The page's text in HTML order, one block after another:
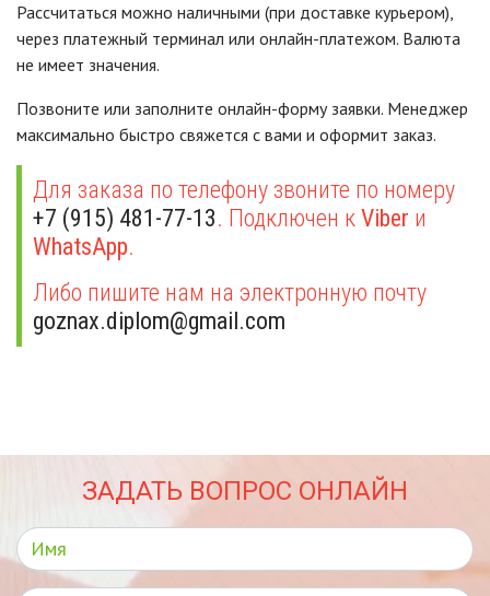
Рассчитаться можно наличными (при доставке курьером),
через платежный терминал или онлайн-платежом. Валюта
не имеет значения.
Позвоните или заполните онлайн-форму заявки. Менеджер
максимально быстро свяжется с вами и оформит заказ.
Для заказа по телефону звоните по номеру
+7 (915) 481-77-13. Подключен к Viber и
WhatsApp.
Либо пишите нам на электронную почту
goznax.diplom@gmail.com
ЗАДАТЬ ВОПРОС ОНЛАЙН